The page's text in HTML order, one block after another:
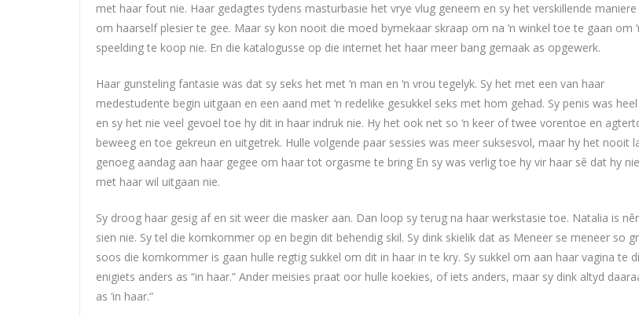
met haar fout nie. Haar gedagtes tydens masturbasie het vrye vlug geneem en sy het verskillende
om haarself plesier te gee. Maar sy kon nooit die moed bymekaar skraap om na ‘n winkel toe te gaan om
speelding te koop nie. En die katalogusse op die internet het haar meer bang gemaak as opgewerk.
Haar gunsteling fantasie was dat sy seks het met ‘n man en ‘n vrou tegelyk. Sy het met een van haar
medestudente begin uitgaan en een aand met ‘n redelike gesukkel seks met hom gehad. Sy penis was
en sy het nie veel gevoel toe hy dit in haar indruk nie. Hy het ook net so ‘n keer of twee vorentoe en
beweeg en toe gekreun en uitgetrek. Hulle volgende paar sessies was meer suksesvol, maar hy het nooit
genoeg aandag aan haar gegee om haar tot orgasme te bring En sy was verlig toe hy vir haar sê dat hy
met haar wil uitgaan nie.
Sy droog haar gesig af en sit weer die masker aan. Dan loop sy terug na haar werkstasie toe. Natalia is
sien nie. Sy tel die komkommer op en begin dit behendig skil. Sy dink skielik dat as Meneer se meneer so
soos die komkommer is gaan hulle regtig sukkel om dit in haar in te kry. Sy sukkel om aan haar vagina te
enigiets anders as “in haar.” Ander meisies praat oor hulle koekies, of iets anders, maar sy dink altyd
as ‘in haar.”